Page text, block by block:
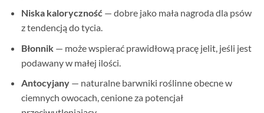
Niska kaloryczność— dobre jako mała nagroda dla psów
z tendencją do tycia.
Błonnik— może wspierać prawidłową pracę jelit, jeśli jest
podawany w małej ilości.
Antocyjany— naturalne barwniki roślinne obecne w
ciemnych owocach, cenione za potencjał